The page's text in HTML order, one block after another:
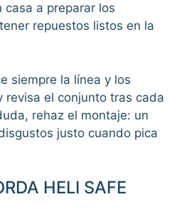
a preparar los
repuestos listos en la
siempre la línea y los
revisa el conjunto tras cada
rehaz el montaje: un
justo cuando pica
HELI SAFE